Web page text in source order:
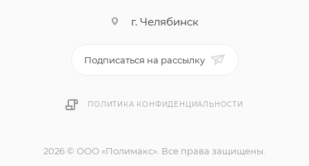
г. Челябинск
Подписаться на рассылку
ПОЛИТИКА КОНФИДЕНЦИАЛЬНОСТИ
2026 © ООО «Полимакс». Все права защищены.